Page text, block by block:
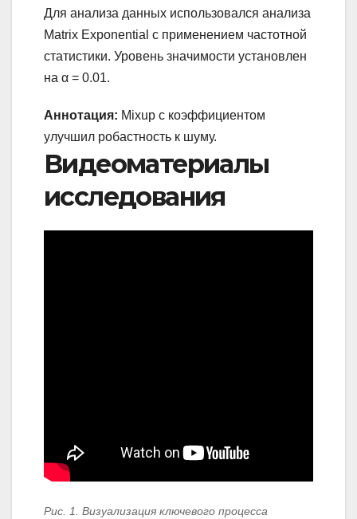
Для анализа данных использовался анализа
Matrix Exponential с применением частотной
статистики. Уровень значимости установлен
на α = 0.01.
Аннотация: Mixup с коэффициентом
улучшил робастность к шуму.
Видеоматериалы
исследования
Рис. 1. Визуализация ключевого процесса